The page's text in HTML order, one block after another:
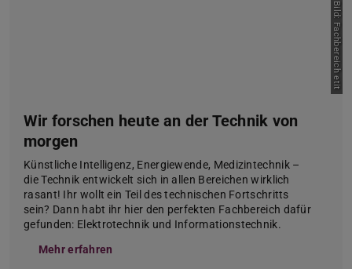
Bild: Fachbereich etit
Wir forschen heute an der Technik von
morgen
Künstliche Intelligenz, Energiewende, Medizintechnik –
die Technik entwickelt sich in allen Bereichen wirklich
rasant! Ihr wollt ein Teil des technischen Fortschritts
sein? Dann habt ihr hier den perfekten Fachbereich dafür
gefunden: Elektrotechnik und Informationstechnik.
Mehr erfahren